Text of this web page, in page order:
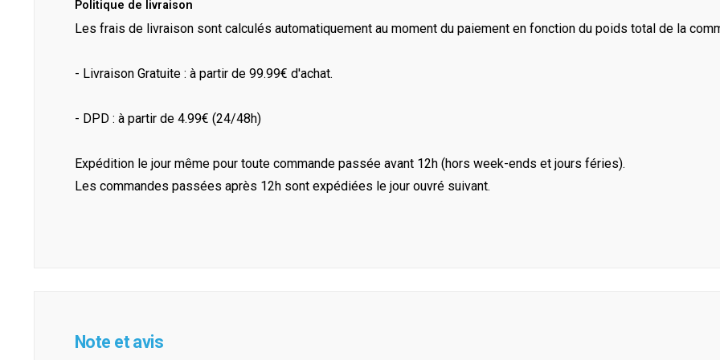
Politique de livraison
Les frais de livraison sont calculés automatiquement au moment du paiement en fonction du poids total de la
- Livraison Gratuite : à partir de 99.99€ d'achat.
- DPD : à partir de 4.99€ (24/48h)
Expédition le jour même pour toute commande passée avant 12h (hors week-ends et jours féries).
Les commandes passées après 12h sont expédiées le jour ouvré suivant.
Note et avis